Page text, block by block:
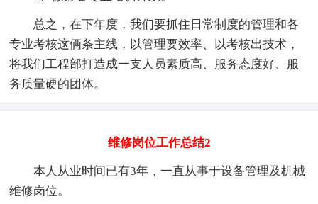
总之，在下年度，我们要抓住日常制度的管理和各
专业考核这俩条主线，以管理要效率、以考核出技术，
将我们工程部打造成一支人员素质高、服务态度好、服
务质量硬的团体。
维修岗位工作总结2
本人从业时间已有3年，一直从事于设备管理及机械
维修岗位。